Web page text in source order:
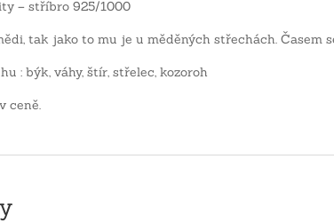
– stříbro 925/1000
tak jako to mu je u měděných střechách. Časem
: býk, váhy, štír, střelec, kozoroh
ceně.